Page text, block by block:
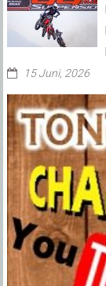
15 Juni, 2026